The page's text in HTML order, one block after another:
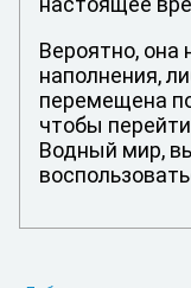
Вероятно, она
наполнения,
перемещена
чтобы
Водный мир,